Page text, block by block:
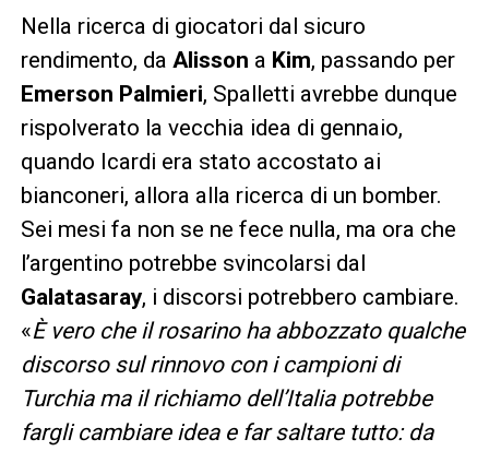
Nella ricerca di giocatori dal sicuro
rendimento, da Alisson a Kim, passando per
Emerson Palmieri, Spalletti avrebbe dunque
rispolverato la vecchia idea di gennaio,
quando Icardi era stato accostato ai
bianconeri, allora alla ricerca di un bomber.
Sei mesi fa non se ne fece nulla, ma ora che
l’argentino potrebbe svincolarsi dal
Galatasaray, i discorsi potrebbero cambiare.
«È vero che il rosarino ha abbozzato qualche
discorso sul rinnovo con i campioni di
Turchia ma il richiamo dell’Italia potrebbe
fargli cambiare idea e far saltare tutto: da